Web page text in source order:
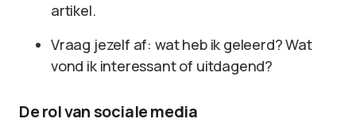
artikel.
Vraag jezelf af: wat heb ik geleerd? Wat
vond ik interessant of uitdagend?
De rol van sociale media